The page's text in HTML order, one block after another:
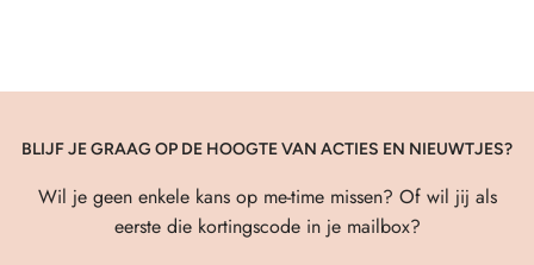
BLIJF JE GRAAG OP DE HOOGTE VAN ACTIES EN NIEUWTJES?
Wil je geen enkele kans op me-time missen? Of wil jij als
eerste die kortingscode in je mailbox?